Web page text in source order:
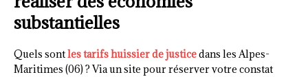
substantielles
Quels sontles tarifs huissier de justicedans les Alpes-
Maritimes (06) ? Via un site pour réserver votre constat